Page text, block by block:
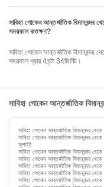
সাবিহা গোকেন আন্তর্জাতিক
সময়কাল কতক্ষণ?
সাবিহা গোকেন আন্তর্জাতিক বিমানবন্দর থেকে Sharjah International Airport পর্যন্ত ফ্লাইটের
সময়কাল প্রায় 4ঘন্টা 34মিনিট।
সাবিহা গোকেন আন্তর্জাতিক
সাবিহা গোকেন আন্তর্জাতিক বিমানবন্দর
সাবিহা গোকেন আন্তর্জাতিক
ফ্লাইট
সাবিহা গোকেন আন্তর্জাতিক
সাবিহা গোকেন আন্তর্জাতিক
সাবিহা গোকেন আন্তর্জাতিক
সাবিহা গোকেন আন্তর্জাতিক বিমানবন্দর
সাবিহা গোকেন আন্তর্জাতিক বিমানবন্দর